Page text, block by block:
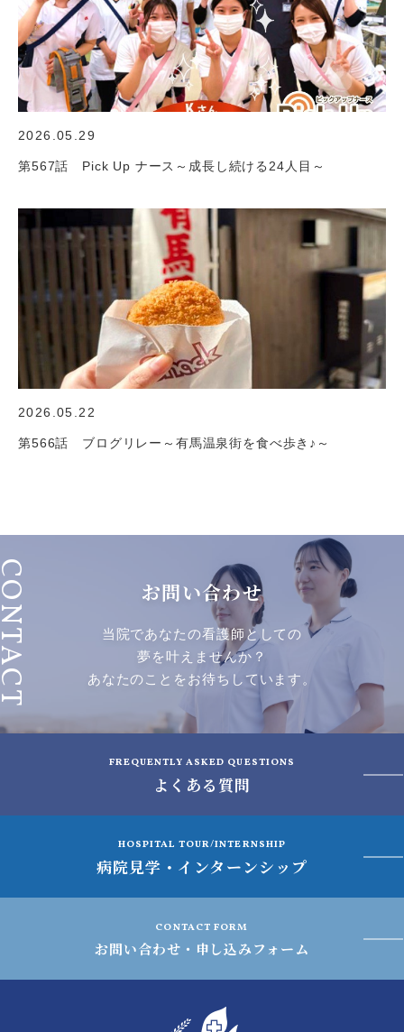
2026.05.29
第567話 Pick Up ナース～成長し続ける24人目～
2026.05.22
第566話 ブログリレー～有馬温泉街を食べ歩き♪～
お問い合わせ
当院であなたの看護師としての
夢を叶えませんか？
あなたのことをお待ちしています。
FREQUENTLY ASKED QUESTIONS
よくある質問
HOSPITAL TOUR/INTERNSHIP
病院見学・インターンシップ
CONTACT FORM
お問い合わせ・申し込みフォーム